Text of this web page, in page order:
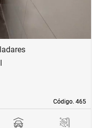
Código. 465
Código. 465